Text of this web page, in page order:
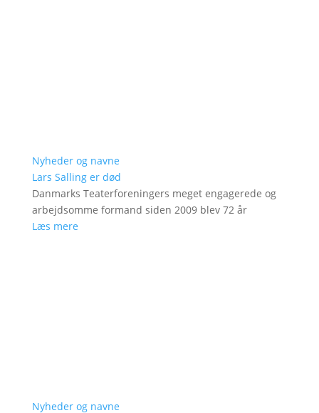
Nyheder og navne
Lars Salling er død
Danmarks Teaterforeningers meget engagerede og
arbejdsomme formand siden 2009 blev 72 år
Læs mere
Nyheder og navne